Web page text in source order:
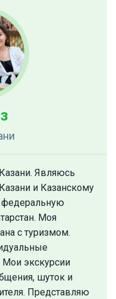
Являюсь
и Казанскому
Моя
с туризмом.
Мои экскурсии
шуток и
Представляю